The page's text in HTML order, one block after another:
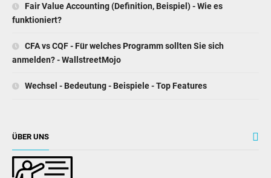
Fair Value Accounting (Definition, Beispiel) - Wie es
funktioniert?
CFA vs CQF - Für welches Programm sollten Sie sich
anmelden? - WallstreetMojo
Wechsel - Bedeutung - Beispiele - Top Features
ÜBER UNS